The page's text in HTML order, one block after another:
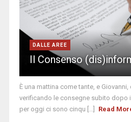
DALLE AREE
Il Consenso
È una mattina come tante, e
verificando le consegne subito dopo
per oggi ci sono cinqu [...]
Read